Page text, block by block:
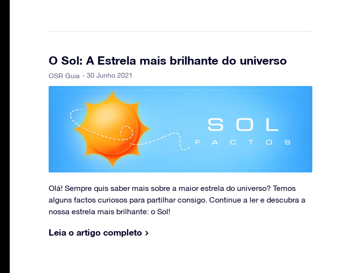
O Sol: A Estrela mais brilhante do universo
OSR Guia - 30 Junho 2021
Olá! Sempre quis saber mais sobre a maior estrela do universo? Temos
alguns factos curiosos para partilhar consigo. Continue a ler e descubra a
nossa estrela mais brilhante: o Sol!
Leia o artigo completo